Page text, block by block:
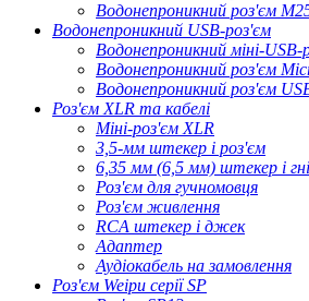
Водонепроникний роз'єм
Водонепроникний USB-роз'єм
Водонепроникний міні-USB-
Водонепроникний роз'єм
Водонепроникний роз'єм
Роз'єм XLR та кабелі
Міні-роз'єм XLR
3,5-мм штекер і роз'єм
6,35 мм (6,5 мм) штекер і
Роз'єм для гучномовця
Роз'єм живлення
RCA штекер і джек
Адаптер
Аудіокабель на замовлення
Роз'єм Weipu серії SP